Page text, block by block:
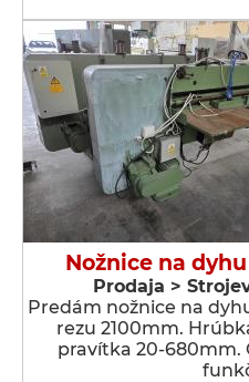
Nožnice na
Prodaja >
Predám nožnice na
rezu 2100mm.
pravítka 20-680mm.